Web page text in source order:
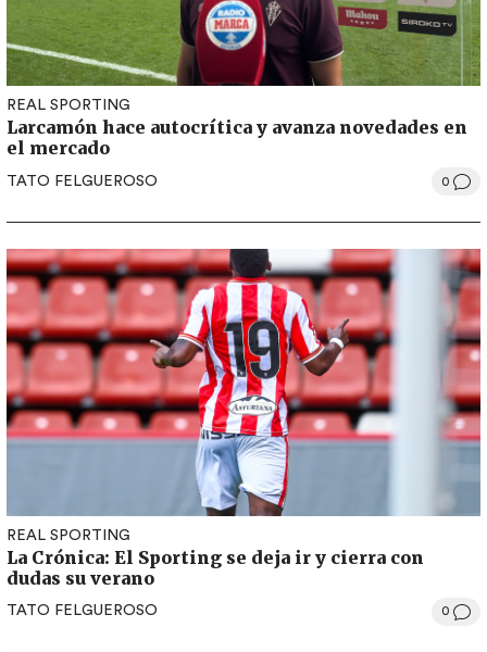
REAL SPORTING
Larcamón hace autocrítica y avanza novedades en
el mercado
TATO FELGUEROSO 0
REAL SPORTING
La Crónica: El Sporting se deja ir y cierra con
dudas su verano
TATO FELGUEROSO 0